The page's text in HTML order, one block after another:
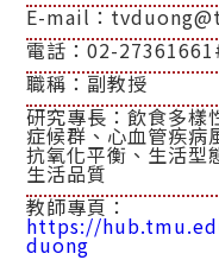
E-mail：
電話：02-
職稱：副教授
研究專長：飲食多樣
症候群、心血管疾病
抗氧化平衡、生活型
生活品質
教師專頁：
https://
duong